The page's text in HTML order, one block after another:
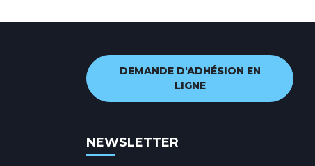
DEMANDE D'ADHÉSION EN
LIGNE
NEWSLETTER